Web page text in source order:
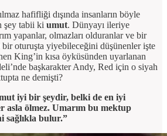
hafifliği dışında insanların böyle
şey tabii ki umut. Dünyayı ileriye
yapanlar, olmazları olduranlar ve bir
bir oturuşta yiyebileceğini düşünenler işte
King’in kısa öyküsünden uyarlanan
başkarakter Andy, Red için o siyah
ne demişti?
iyi bir şeydir, belki de en iyi
asla ölmez. Umarım bu mektup
sağlıkla bulur.”